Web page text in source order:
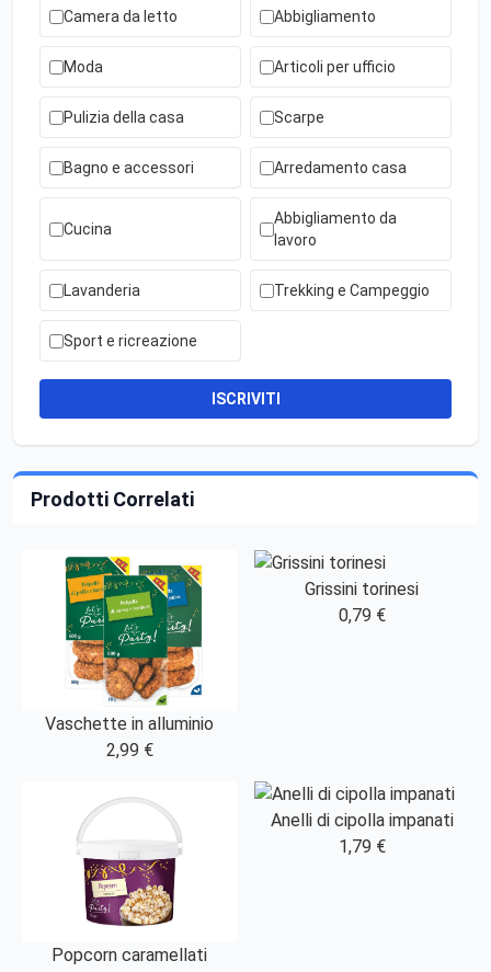
Camera da letto Abbigliamento
Moda Articoli per ufficio
Pulizia della casa Scarpe
Bagno e accessori Arredamento casa
Cucina
Abbigliamento da
lavoro
Lavanderia Trekking e Campeggio
Sport e ricreazione
ISCRIVITI
Prodotti Correlati
Vaschette in alluminio
2,99 €
Grissini torinesi
0,79 €
Popcorn caramellati
Anelli di cipolla impanati
1,79 €